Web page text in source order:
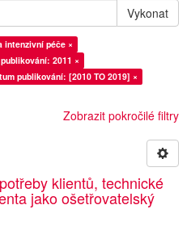
Vykonat
intenzivní péče ×
2011 ×
publikování: [2010 TO 2019] ×
Zobrazit pokročilé filtry
klientů, technické
jako ošetřovatelský